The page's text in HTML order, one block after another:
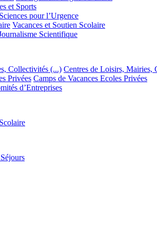
et Sports
Sciences pour l’Urgence
Vacances et Soutien Scolaire
Scientifique
Collectivités (...) Centres de Loisirs, Mairies,
Privées Camps de Vacances Ecoles Privées
d’Entreprises